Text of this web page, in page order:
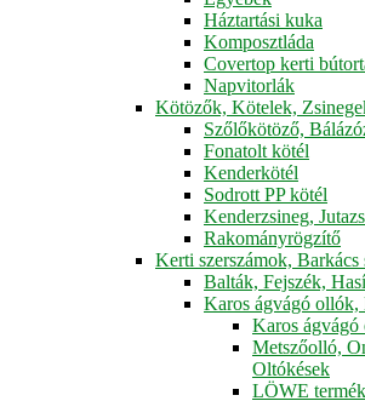
Háztartási kuka
Komposztláda
Covertop kerti
Napvitorlák
Kötözők, Kötelek,
Szőlőkötöző,
Fonatolt kötél
Kenderkötél
Sodrott PP kötél
Kenderzsineg,
Rakományrögzítő
Kerti szerszámok, Barkács
Balták, Fejszék,
Karos ágvágó
Karos
Metszőolló,
Oltókések
LÖWE